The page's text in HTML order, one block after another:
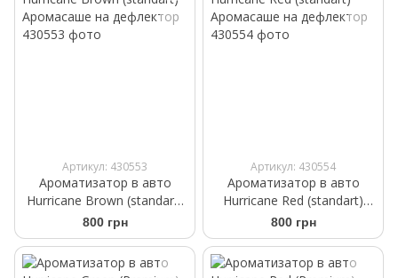
Артикул: 430553
Ароматизатор в авто
Hurricane Brown (standart)
Аромасаше на дефлектор
800 грн
Артикул: 430554
Ароматизатор в авто
Hurricane Red (standart)
Аромасаше на дефлектор
800 грн